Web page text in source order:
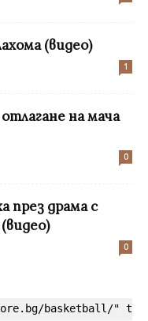
(видео)
1
на мача
0
през драма с
0
basketball/"